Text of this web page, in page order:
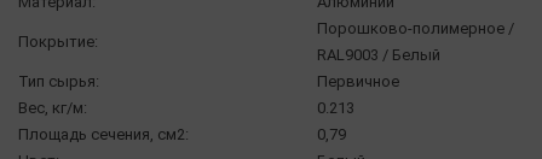
Покрытие:
Порошково-полимерное /
RAL9003 / Белый
Тип сырья:
Первичное
Вес, кг/м:
0.213
Площадь сечения, см2:
0,79